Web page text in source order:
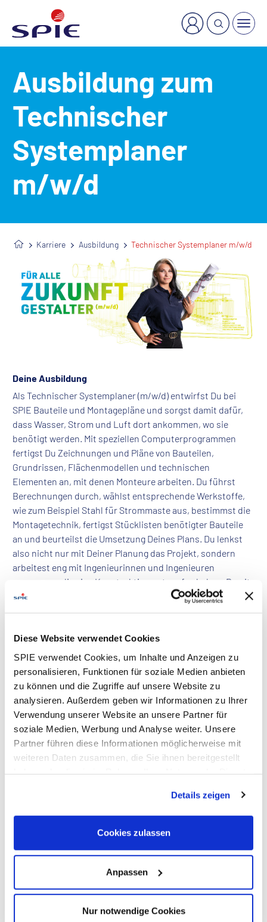
Diese Website verwendet Cookies
SPIE verwendet Cookies, um Inhalte und Anzeigen zu
personalisieren, Funktionen für soziale Medien anbieten
zu können und die Zugriffe auf unsere Website zu
analysieren. Außerdem geben wir Informationen zu Ihrer
Verwendung unserer Website an unsere Partner für
soziale Medien, Werbung und Analyse weiter. Unsere
Partner führen diese Informationen möglicherweise mit
weiteren Daten zusammen, die Sie ihnen bereitgestellt
Verarbeitung Ihrer Daten in den USA ein. Alle weiteren
Informationen zu Cookies finden Sie in unseren
Datenschutzhinweisen.
Details zeigen
Cookies zulassen
Anpassen
Nur notwendige Cookies
Ausbildung zum
Technischer
Systemplaner
m/w/d
Karriere Ausbildung Technischer Systemplaner m/w/d
Deine Ausbildung
Als Technischer Systemplaner (m/w/d) entwirfst Du bei
SPIE Bauteile und Montagepläne und sorgst damit dafür,
dass Wasser, Strom und Luft dort ankommen, wo sie
benötigt werden. Mit speziellen Computerprogrammen
fertigst Du Zeichnungen und Pläne von Bauteilen,
Grundrissen, Flächenmodellen und technischen
Elementen an, mit denen Monteure arbeiten. Du führst
Berechnungen durch, wählst entsprechende Werkstoffe,
wie zum Beispiel Stahl für Strommaste aus, bestimmst die
Montagetechnik, fertigst Stücklisten benötigter Bauteile
an und beurteilst die Umsetzung Deines Plans. Du lenkst
also nicht nur mit Deiner Planung das Projekt, sondern
arbeitest eng mit Ingenieurinnen und Ingenieuren
zusammen, die eine Konstruktion entworfen haben. Damit
begleitest Du das Projekt auf abwechslungsreiche Weise
bis zum Schluss.
Während Deiner Ausbildung zum Technischen
und wachsenden Teams. Unsere enorm hohe
Übernahmequote spricht für sich – entscheide Dich jetzt
für Deine Chance auf eine sichere Zukunft bei SPIE.
Dein Aufgabenbereich
Zu Deinen konkreten Aufgaben gehören unter anderem:
Erstellen zugehöriger Stück-/Stahllisten, Ermittlung
der Volumen und Gewichte sowie Ausführen
Beurteilen von Fertigungs- und Fügeverfahren sowie
Montagetechniken